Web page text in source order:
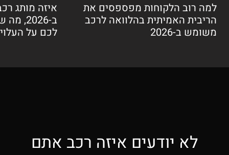
למה רוב הלקוחות מפספסים את
הריבית האמיתית בהלוואה לרכב
משומש ב-2026
איזה מותג
ב-
לכם על
לא יודעים איזה רכב אתם